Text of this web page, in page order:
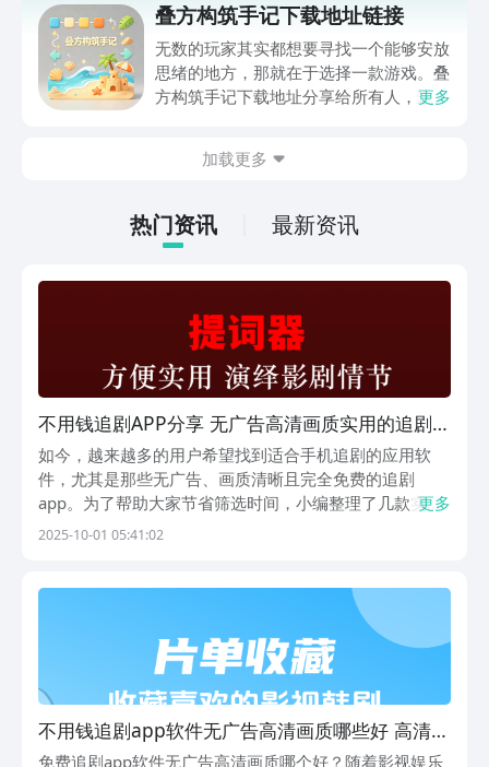
关链接，在最近这款游戏的热度非常之
高，无论是先进前卫的背景设定，还是紧
张有趣的战斗玩法，都吸引着不少同学的
关注，你是否也想要提前进行预约，方便
叠方构筑手记下载地址链接
无数的玩家其实都想要寻找一个能够安放
思绪的地方，那就在于选择一款游戏。叠
方构筑手记下载地址分享给所有人，这一
情。如果大家想要下载这款游戏，其实方
下游戏的主要乐趣吧。
更多
加载更多
热门资讯 最新资讯
不用钱追剧APP分享 无广告高清画质实用的追剧软
件介绍
如今，越来越多的用户希望找到适合手机追剧的应用软
件，尤其是那些无广告、画质清晰且完全免费的追剧
app。为了帮助大家节省筛选时间，小编整理了几款实用
又高效的追剧工具推荐，涵盖多种类型，满足不同用户的
集也
更多
2025-10-01 05:41:02
不用钱追剧app软件无广告高清画质哪些好 高清追
剧手机app软件分享
免费追剧app软件无广告高清画质哪个好？随着影视娱乐